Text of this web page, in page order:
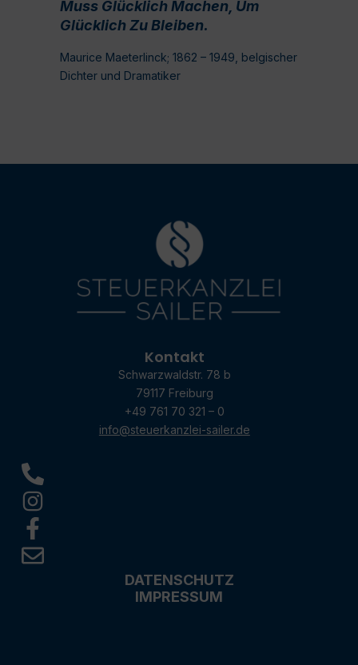
Muss Glücklich Machen, Um
Glücklich Zu Bleiben.
Maurice Maeterlinck; 1862 – 1949, belgischer
Dichter und Dramatiker
Kontakt
Schwarzwaldstr. 78 b
79117 Freiburg
+49 761 70 321 – 0
info@steuerkanzlei-sailer.de
DATENSCHUTZ
IMPRESSUM